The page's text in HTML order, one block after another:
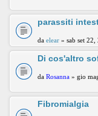
parassiti
da elear » sab set
Di cos'altro
da Rosanna » gio
Fibromialgia